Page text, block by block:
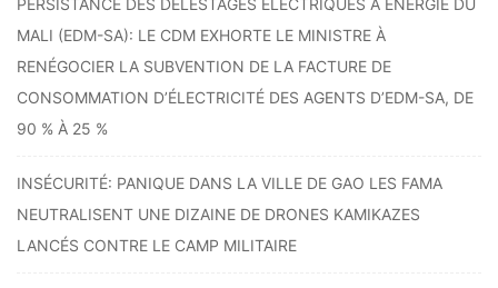
MALI (EDM-SA): LE CDM EXHORTE LE MINISTRE À
RENÉGOCIER LA SUBVENTION DE LA FACTURE DE
CONSOMMATION D’ÉLECTRICITÉ DES AGENTS D’EDM-SA, DE
90 % À 25 %
INSÉCURITÉ: PANIQUE DANS LA VILLE DE GAO LES FAMA
NEUTRALISENT UNE DIZAINE DE DRONES KAMIKAZES
LANCÉS CONTRE LE CAMP MILITAIRE